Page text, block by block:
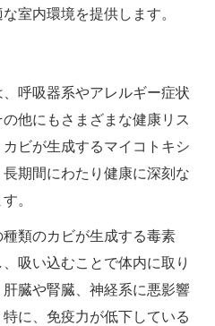
室内環境を提供します。
呼吸器系やアレルギー症状
他にもさまざまな健康リス
ビが生成するマイコトキシ
期間にわたり健康に深刻な
。
類のカビが生成する毒素
吸い込むことで体内に取り
臓や腎臓、神経系に悪影響
に、免疫力が低下している